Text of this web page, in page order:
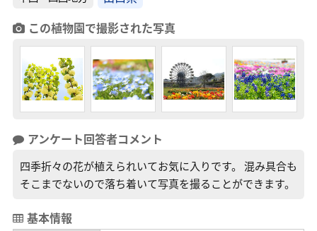
この植物園で撮影された写真
アンケート回答者コメント
四季折々の花が植えられいてお気に入りです。 混み具合も
そこまでないので落ち着いて写真を撮ることができます。
基本情報